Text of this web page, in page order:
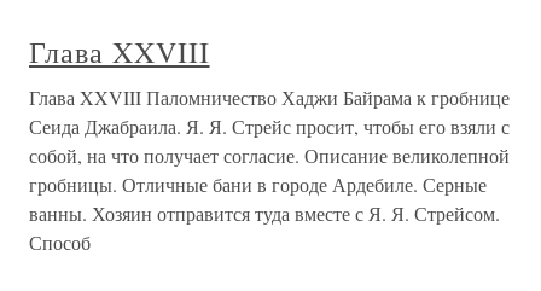
Глава XXVIII
Глава XXVIII Паломничество Хаджи Байрама к гробнице
Сеида Джабраила. Я. Я. Стрейс просит, чтобы его взяли с
собой, на что получает согласие. Описание великолепной
гробницы. Отличные бани в городе Ардебиле. Серные
ванны. Хозяин отправится туда вместе с Я. Я. Стрейсом.
Способ